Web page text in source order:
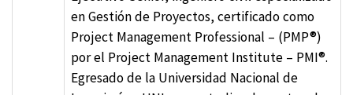
en Gestión de Proyectos, certificado como
Project Management Professional – (PMP®)
por el Project Management Institute – PMI®.
Egresado de la Universidad Nacional de